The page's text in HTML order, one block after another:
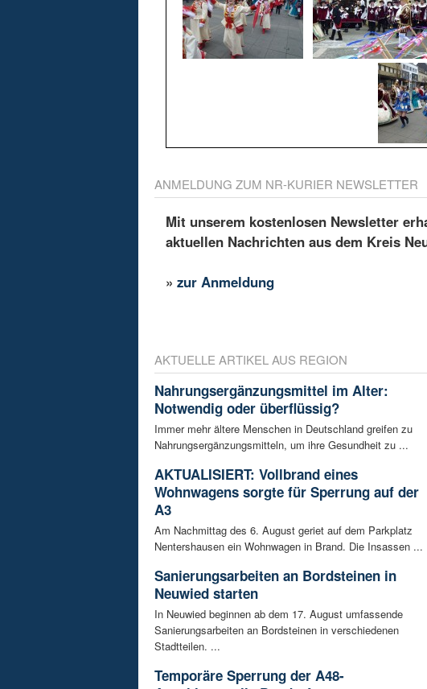
ANMELDUNG ZUM NR-KURIER NEWSLETTER
Mit unserem kostenlosen Newsletter
aktuellen Nachrichten aus dem Kreis
»zur Anmeldung
AKTUELLE ARTIKEL AUS REGION
Nahrungsergänzungsmittel im Alter:
Notwendig oder überflüssig?
Immer mehr ältere Menschen in Deutschland greifen zu
Nahrungsergänzungsmitteln, um ihre Gesundheit zu ...
AKTUALISIERT: Vollbrand eines
Wohnwagens sorgte für Sperrung auf der
A3
Am Nachmittag des 6. August geriet auf dem Parkplatz
Nentershausen ein Wohnwagen in Brand. Die Insassen ...
Sanierungsarbeiten an Bordsteinen in
Neuwied starten
In Neuwied beginnen ab dem 17. August umfassende
Sanierungsarbeiten an Bordsteinen in verschiedenen
Stadtteilen. ...
Temporäre Sperrung der A48-